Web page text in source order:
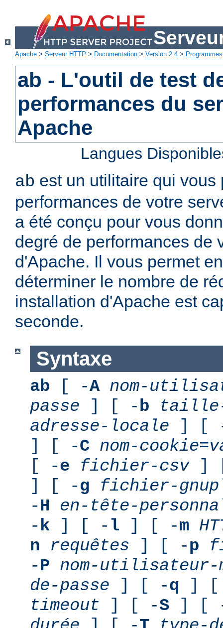
Apache > Serveur HTTP > Documentation > Version 2.4 > Programmes
ab - L'outil de test
performances du
Apache
Langues
ab est un utilitaire qui vous
performances de votre
a été conçu pour vous
degré de performances de
d'Apache. Il vous permet
déterminer le nombre de
installation d'Apache est
seconde.
Syntaxe
ab [ -A nom-
passe ] [ -b
taille-
adresse-locale ] [
] [ -C nom-cookie=
[ -e fichier-csv]
] [ -g
fichier-
-H
en-tête-
-k ] [ - l ] [ -m
n
requêtes ] [ -p
-P nom-utilisateur-
de-passe ] [ -q ] [
timeout ] [ -S ] [